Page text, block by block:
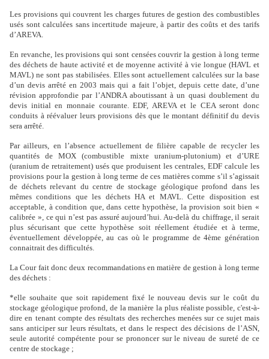
Les provisions qui couvrent les charges futures de gestion des combustibles
usés sont calculées sans incertitude majeure, à partir des coûts et des tarifs
d’AREVA.
En revanche, les provisions qui sont censées couvrir la gestion à long terme
des déchets de haute activité et de moyenne activité à vie longue (HAVL et
MAVL) ne sont pas stabilisées. Elles sont actuellement calculées sur la base
d’un devis arrêté en 2003 mais qui a fait l’objet, depuis cette date, d’une
révision approfondie par l’ANDRA aboutissant à un quasi doublement du
devis initial en monnaie courante. EDF, AREVA et le CEA seront donc
conduits à réévaluer leurs provisions dès que le montant définitif du devis
sera arrêté.
Par ailleurs, en l’absence actuellement de filière capable de recycler les
quantités de MOX (combustible mixte uranium-plutonium) et d’URE
(uranium de retraitement) usés que produisent les centrales, EDF calcule les
provisions pour la gestion à long terme de ces matières comme s’il s’agissait
de déchets relevant du centre de stockage géologique profond dans les
mêmes conditions que les déchets HA et MAVL. Cette disposition est
acceptable, à condition que, dans cette hypothèse, la provision soit bien «
calibrée », ce qui n’est pas assuré aujourd’hui. Au-delà du chiffrage, il serait
plus sécurisant que cette hypothèse soit réellement étudiée et à terme,
éventuellement développée, au cas où le programme de 4ème génération
connaitrait des difficultés.
La Cour fait donc deux recommandations en matière de gestion à long terme
des déchets :
*elle souhaite que soit rapidement fixé le nouveau devis sur le coût du
stockage géologique profond, de la manière la plus réaliste possible, c'est-à-
dire en tenant compte des résultats des recherches menées sur ce sujet mais
sans anticiper sur leurs résultats, et dans le respect des décisions de l’ASN,
seule autorité compétente pour se prononcer sur le niveau de sureté de ce
centre de stockage ;